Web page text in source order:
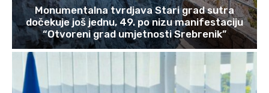
Monumentalna tvrdjava Stari grad sutra
dočekuje još jednu, 49. po nizu manifestaciju
“Otvoreni grad umjetnosti Srebrenik”